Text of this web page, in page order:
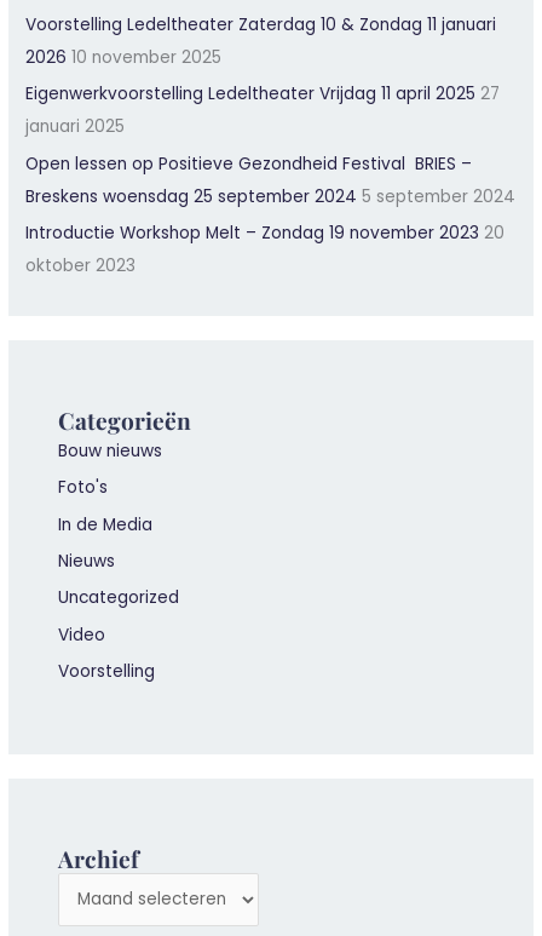
Voorstelling Ledeltheater Zaterdag 10 & Zondag 11 januari
2026 10 november 2025
Eigenwerkvoorstelling Ledeltheater Vrijdag 11 april 2025 27
januari 2025
Open lessen op Positieve Gezondheid Festival BRIES –
Breskens woensdag 25 september 2024 5 september 2024
Introductie Workshop Melt – Zondag 19 november 2023 20
oktober 2023
Categorieën
Bouw nieuws
Foto's
In de Media
Nieuws
Uncategorized
Video
Voorstelling
Archief
r